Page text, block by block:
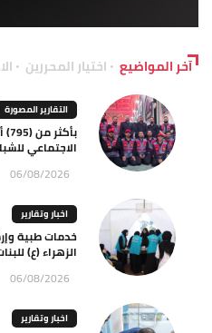
آخر المواضيع اختيار المحررين
التقارير المصورة
الاجتماعي
06/08/2026
اخبار وتقارير
خدمات طبية
الزهراء (ع)
06/08/2026
اخبار وتقارير